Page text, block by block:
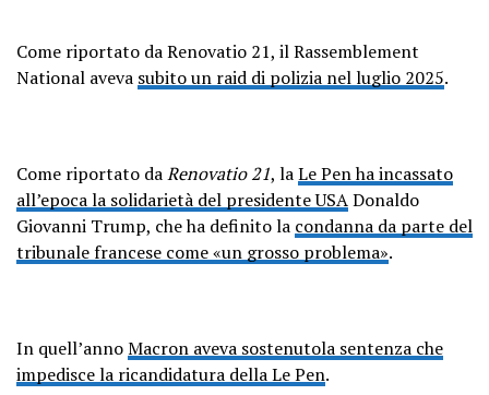
Come riportato da Renovatio 21, il Rassemblement
National aveva subito un raid di polizia nel luglio 2025.
Come riportato daRenovatio 21, laLe Pen ha incassato
all’epoca la solidarietà del presidente USADonaldo
Giovanni Trump, che ha definito la condanna da parte del
tribunale francese come «un grosso problema».
In quell’annoMacron aveva sostenutola sentenza che
impedisce la ricandidatura della Le Pen.